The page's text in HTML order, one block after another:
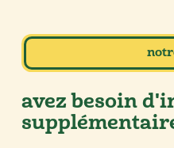
avez besoin